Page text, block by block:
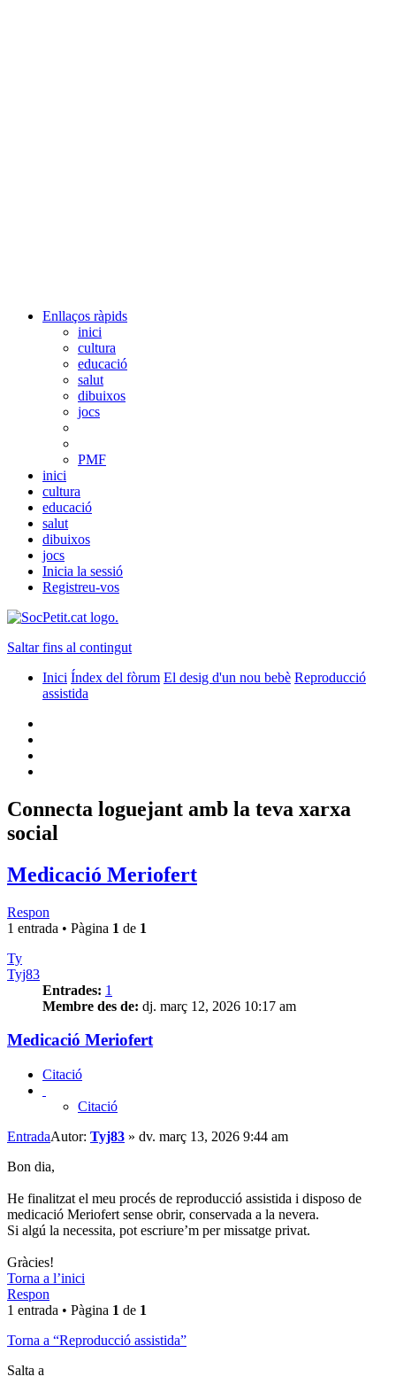
Enllaços ràpids
inici
cultura
educació
salut
dibuixos
jocs
PMF
inici
cultura
educació
salut
dibuixos
jocs
Inicia la sessió
Registreu-vos
Saltar fins al contingut
Inici Índex del fòrum El desig d'un nou bebè Reproducció
assistida
Connecta loguejant amb la teva xarxa
social
Medicació Meriofert
Respon
1 entrada • Pàgina 1 de 1
Ty
Tyj83
Entrades: 1
Membre des de: dj. març 12, 2026 10:17 am
Medicació Meriofert
Citació
Citació
EntradaAutor: Tyj83 » dv. març 13, 2026 9:44 am
Bon dia,
He finalitzat el meu procés de reproducció assistida i disposo de
medicació Meriofert sense obrir, conservada a la nevera.
Si algú la necessita, pot escriure’m per missatge privat.
Gràcies!
Torna a l’inici
Respon
1 entrada • Pàgina 1 de 1
Torna a “Reproducció assistida”
Salta a